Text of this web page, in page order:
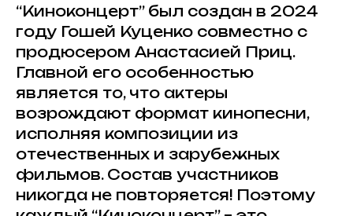
“Киноконцерт” был создан в 2024
году Гошей Куценко совместно с
продюсером Анастасией Приц.
Главной его особенностью
является то, что актеры
возрождают формат кинопесни,
исполняя композиции из
отечественных и зарубежных
фильмов. Состав участников
никогда не повторяется! Поэтому